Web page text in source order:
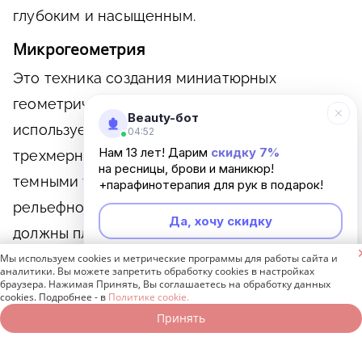
глубоким и насыщенным.
Микрогеометрия
Это техника создания миниатюрных
геометрических узоров на ногтях, где
используется игра света и тени для иллюзии
трехмерности. Контраст между светлыми и
темными участками помогает подчеркнуть
рельефность узора. При этом оттенки
должны плавно переходить друг в друга,
создавая ощущение глубины.
Важно отметить, что крупные узоры на
коротких ногтях могут выглядеть громоздкими
Beauty-бот
04:52
Нам 13 лет! Дарим скидку 7%
на ресницы, брови и маникюр!
+парафинотерапия для рук в подарок!
Да, хочу скидку
Неинтересно
Мы используем cookies и метрические программы для работы сайта и
аналитики. Вы можете запретить обработку cookies в настройках
браузера. Нажимая Принять, Вы соглашаетесь на обработку данных
cookies. Подробнее - в Политике cookie.
Принять